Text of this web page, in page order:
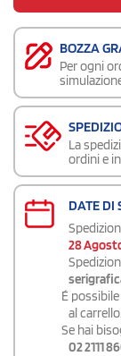
BOZZA
Per ogni
La
ordini e
DATE DI
28
É possibile
al carrello.
Se hai
02 2111